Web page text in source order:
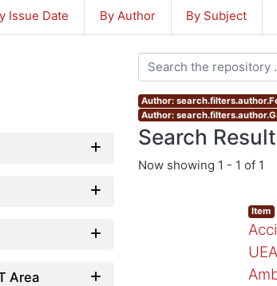
Issue Date By Author By Subject
Area
Author:
Author:
Search
Now showing 1 - 1 of 1
Item